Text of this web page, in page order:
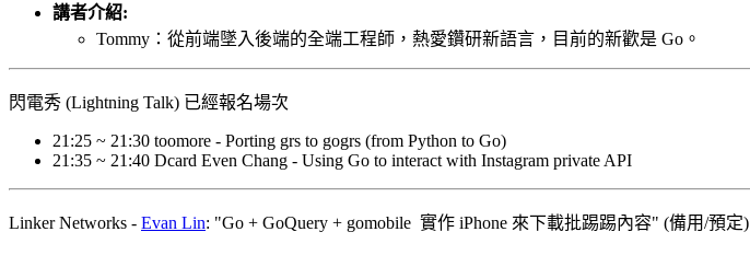
講者介紹:
Tommy：從前端墜入後端的全端工程師，熱愛鑽研新語言，目前的新歡是 Go。
閃電秀 (Lightning Talk) 已經報名場次
21:25 ~ 21:30 toomore - Porting grs to gogrs (from Python to Go)
21:35 ~ 21:40 Dcard Even Chang - Using Go to interact with Instagram private API
Linker Networks - Evan Lin: "Go + GoQuery + gomobile 實作 iPhone 來下載批踢踢內容" (備用/預定)